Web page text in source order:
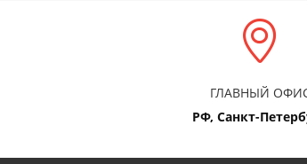
ГЛАВНЫЙ
РФ, Санкт-